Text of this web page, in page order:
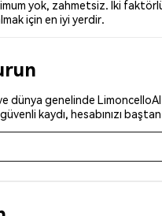
yok, zahmetsiz. İki
için en iyi yerdir.
genelinde LimoncelloAI
kaydı, hesabınızı